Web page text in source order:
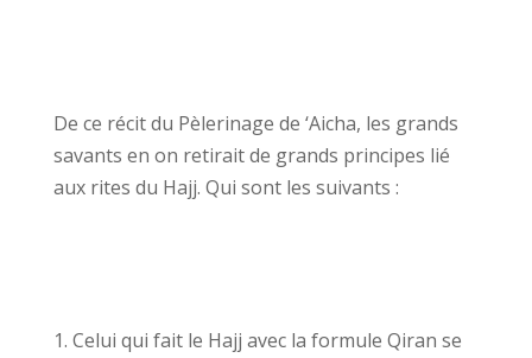
De ce récit du Pèlerinage de ‘Aicha, les grands
savants en on retirait de grands principes lié
aux rites du Hajj. Qui sont les suivants :
Celui qui fait le Hajj avec la formule Qiran se